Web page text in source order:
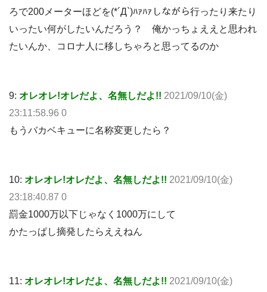
ろで200メーターほどを(*´Д`)ﾊｧﾊｧしながら行ったり来たり
いったい何がしたいんだろう？ 俺かっちょええと思われ
たいんか、コロナ人に移しちゃろと思ってるのか
9: オレオレ!オレだよ、名無しだよ!! 2021/09/10(金)
23:11:58.96 0
もうバカベキューに名称変更したら？
10: オレオレ!オレだよ、名無しだよ!! 2021/09/10(金)
23:18:40.87 0
罰金1000万以下じゃなく1000万にして
かたっぱし摘発したらええねん
11: オレオレ!オレだよ、名無しだよ!! 2021/09/10(金)